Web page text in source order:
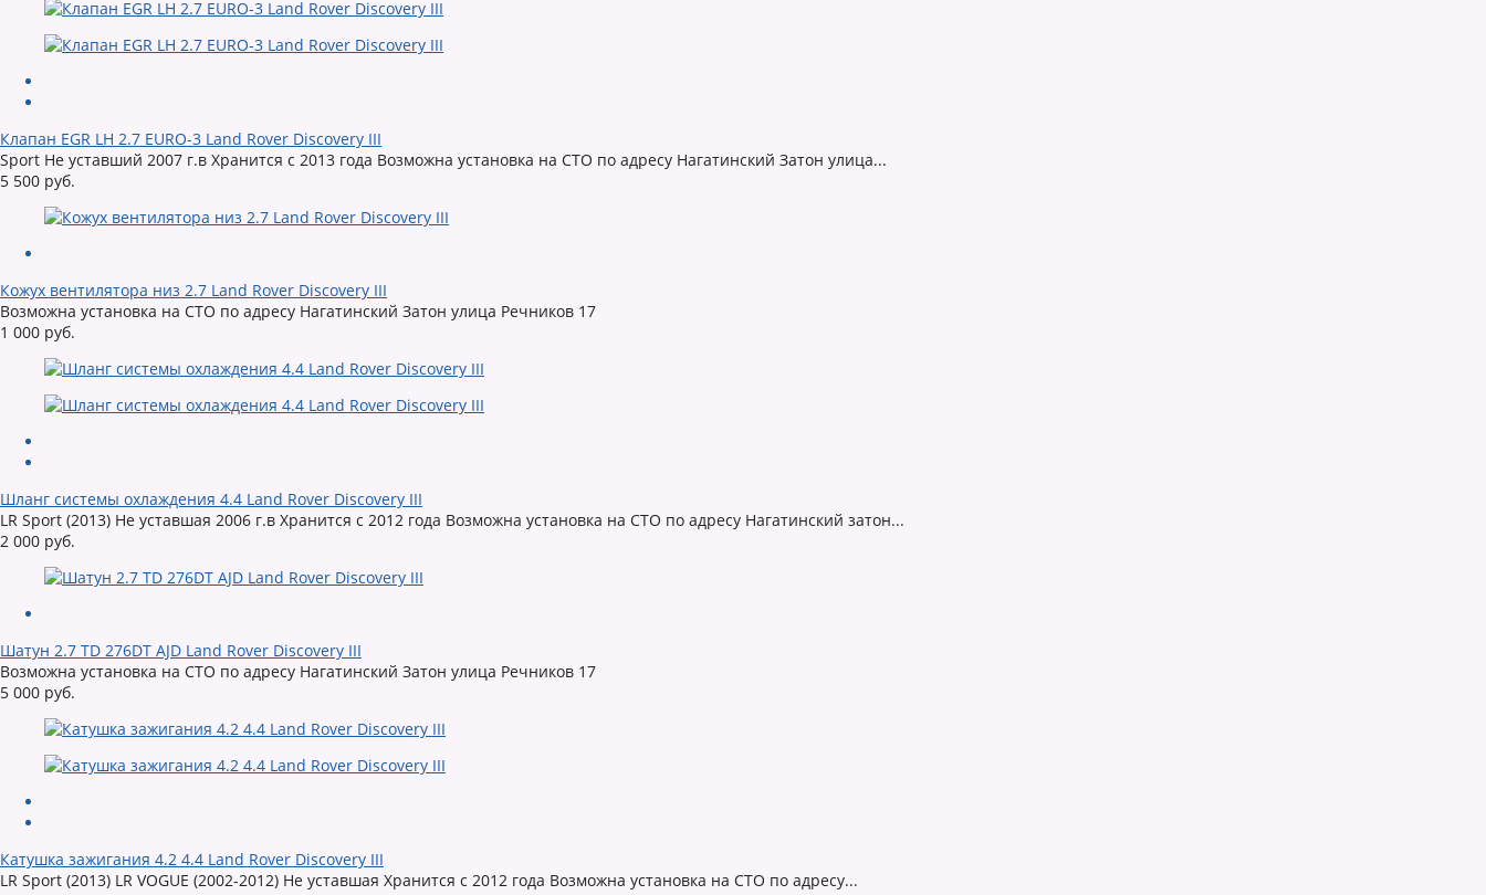
Клапан EGR LH 2.7 EURO-3 Land Rover Discovery III
Sport Не уставший 2007 г.в Хранится с 2013 года Возможна установка на СТО по адресу Нагатинский Затон улица...
5 500 руб.
Кожух вентилятора низ 2.7 Land Rover Discovery III
Возможна установка на СТО по адресу Нагатинский Затон улица Речников 17
1 000 руб.
Шланг системы охлаждения 4.4 Land Rover Discovery III
LR Sport (2013) Не уставшая 2006 г.в Хранится с 2012 года Возможна установка на СТО по адресу Нагатинский затон...
2 000 руб.
Шатун 2.7 TD 276DT AJD Land Rover Discovery III
Возможна установка на СТО по адресу Нагатинский Затон улица Речников 17
5 000 руб.
Катушка зажигания 4.2 4.4 Land Rover Discovery III
LR Sport (2013) LR VOGUE (2002-2012) Не уставшая Хранится с 2012 года Возможна установка на СТО по адресу...